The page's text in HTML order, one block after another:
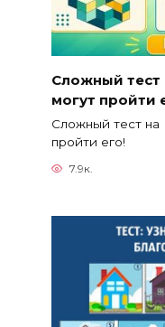
Сложный тест
могут пройти
Сложный тест на
пройти его!
7.9к.